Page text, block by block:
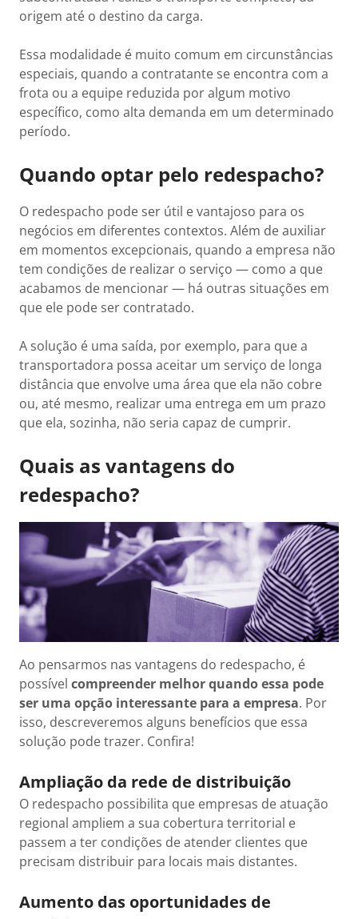
origem até o destino da carga.
Essa modalidade é muito comum em circunstâncias
especiais, quando a contratante se encontra com a
frota ou a equipe reduzida por algum motivo
específico, como alta demanda em um determinado
período.
Quando optar pelo redespacho?
O redespacho pode ser útil e vantajoso para os
negócios em diferentes contextos. Além de auxiliar
em momentos excepcionais, quando a empresa não
tem condições de realizar o serviço — como a que
acabamos de mencionar — há outras situações em
que ele pode ser contratado.
A solução é uma saída, por exemplo, para que a
transportadora possa aceitar um serviço de longa
distância que envolve uma área que ela não cobre
ou, até mesmo, realizar uma entrega em um prazo
que ela, sozinha, não seria capaz de cumprir.
Quais as vantagens do
redespacho?
Ao pensarmos nas vantagens do redespacho, é
possível compreender melhor quando essa pode
ser uma opção interessante para a empresa. Por
isso, descreveremos alguns benefícios que essa
solução pode trazer. Confira!
Ampliação da rede de distribuição
O redespacho possibilita que empresas de atuação
regional ampliem a sua cobertura territorial e
passem a ter condições de atender clientes que
precisam distribuir para locais mais distantes.
Aumento das oportunidades de